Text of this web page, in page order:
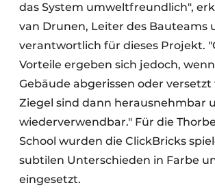
das System umweltfreundlich",
van Drunen, Leiter des Bauteams
verantwortlich für dieses Projekt.
Vorteile ergeben sich jedoch,
Gebäude abgerissen oder versetzt
Ziegel sind dann herausnehmbar
wiederverwendbar." Für die
School wurden die ClickBricks
subtilen Unterschieden in Farbe
eingesetzt.